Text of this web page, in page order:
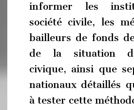
informer les
société civile, les
bailleurs de fonds
de la situation
civique, ainsi que
nationaux détaillés
à tester cette